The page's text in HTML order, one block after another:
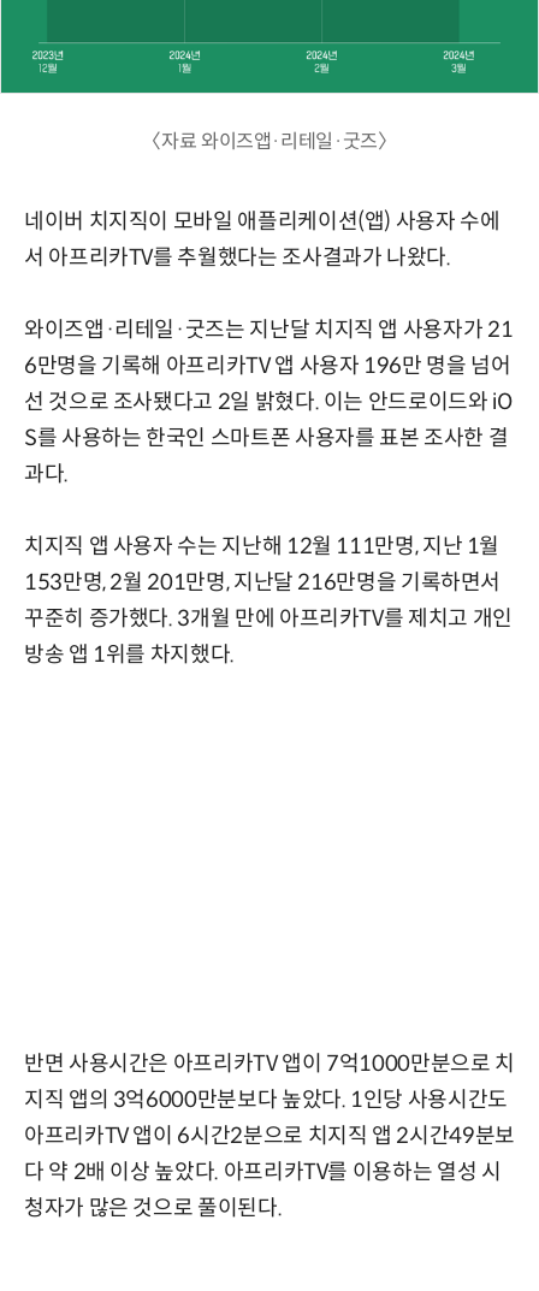
〈자료 와이즈앱·리테일·굿즈〉
네이버 치지직이 모바일 애플리케이션(앱) 사용자 수에
서 아프리카TV를 추월했다는 조사결과가 나왔다.
와이즈앱·리테일·굿즈는 지난달 치지직 앱 사용자가 21
6만명을 기록해 아프리카TV 앱 사용자 196만 명을 넘어
선 것으로 조사됐다고 2일 밝혔다. 이는 안드로이드와 iO
S를 사용하는 한국인 스마트폰 사용자를 표본 조사한 결
과다.
치지직 앱 사용자 수는 지난해 12월 111만명, 지난 1월
153만명, 2월 201만명, 지난달 216만명을 기록하면서
꾸준히 증가했다. 3개월 만에 아프리카TV를 제치고 개인
방송 앱 1위를 차지했다.
반면 사용시간은 아프리카TV 앱이 7억1000만분으로 치
지직 앱의 3억6000만분보다 높았다. 1인당 사용시간도
아프리카TV 앱이 6시간2분으로 치지직 앱 2시간49분보
다 약 2배 이상 높았다. 아프리카TV를 이용하는 열성 시
청자가 많은 것으로 풀이된다.